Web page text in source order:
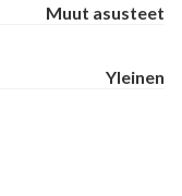
Muut asusteet
Yleinen